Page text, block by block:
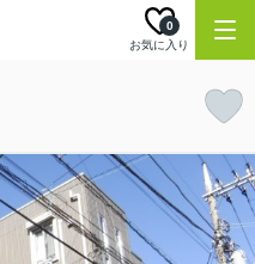
お気に入り
0